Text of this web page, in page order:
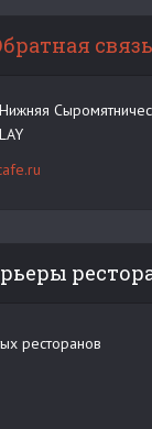
связь
ресторанов